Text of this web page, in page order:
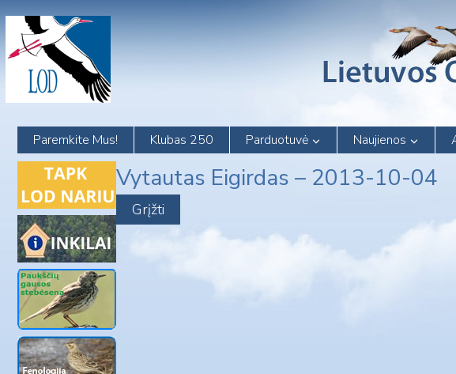
content
Paremkite Mus! Klubas 250 Parduotuvė Naujienos
Vytautas Eigirdas – 2013-10-04